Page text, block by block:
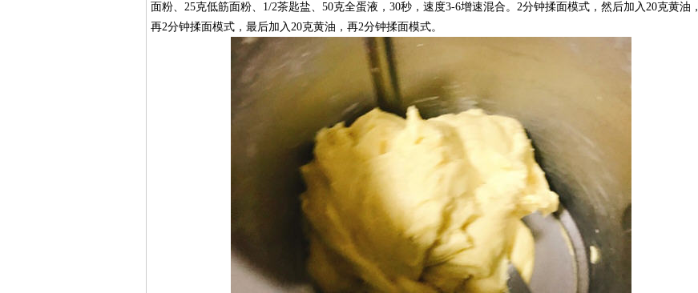
面粉、25克低筋面粉、1/2茶匙盐、50克全蛋液，30秒，速度3-6增速混合。2分钟揉面模式，然后加入20克黄油，
再2分钟揉面模式，最后加入20克黄油，再2分钟揉面模式。